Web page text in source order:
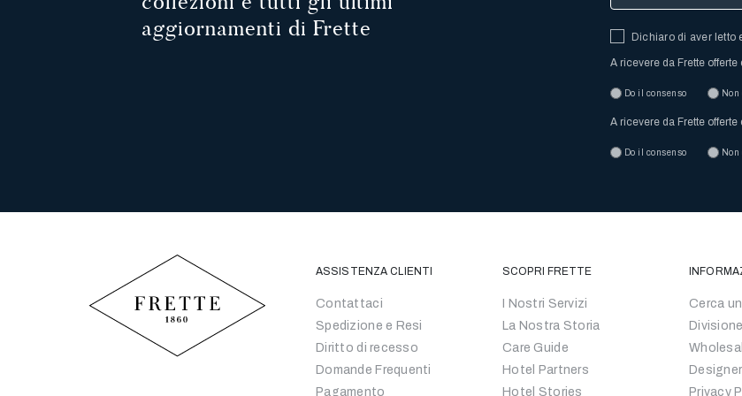
aggiornamenti di Frette
Dichiaro di aver letto
A ricevere da Frette
Do il consenso
A ricevere da Frette
Do il consenso
ASSISTENZA CLIENTI
Contattaci
Spedizione e Resi
Diritto di recesso
Domande Frequenti
Pagamento
SCOPRI FRETTE
I Nostri Servizi
La Nostra Storia
Care Guide
Hotel Partners
Hotel Stories
Cerca
Privacy